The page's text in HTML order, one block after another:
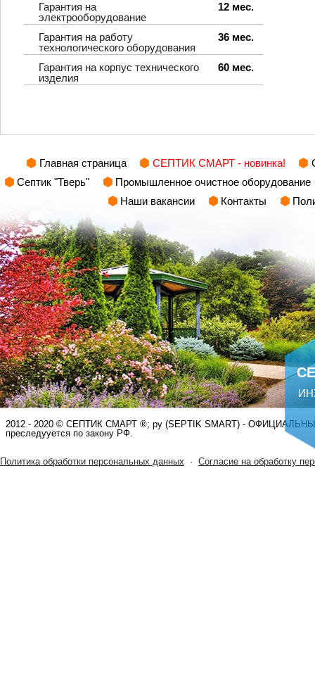
Гарантия на
электрооборудование
12 мес.
Гарантия на работу
технологического оборудования
36 мес.
Гарантия на корпус технического
изделия
60 мес.
Главная страница СЕПТИК СМАРТ - новинка!
Септик "Тверь"
Промышленное очистное оборудование
Наши вакансии
Контакты
2012 - 2020 © СЕПТИК СМАРТ ®; ру (SEPTIK SMART) -
преследууется по закону РФ.
Политика обработки персональных данных · Согласие на обработку
РАСЧЕТ СМЕТЫ ОНЛАЙН!